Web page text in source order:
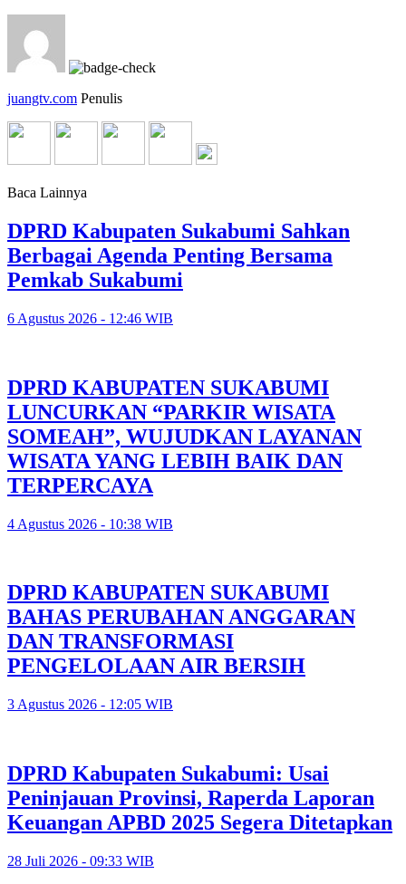
juangtv.com Penulis
Baca Lainnya
DPRD Kabupaten Sukabumi Sahkan
Berbagai Agenda Penting Bersama
Pemkab Sukabumi
6 Agustus 2026 - 12:46 WIB
DPRD KABUPATEN SUKABUMI
LUNCURKAN “PARKIR WISATA
SOMEAH”, WUJUDKAN LAYANAN
WISATA YANG LEBIH BAIK DAN
TERPERCAYA
4 Agustus 2026 - 10:38 WIB
DPRD KABUPATEN SUKABUMI
BAHAS PERUBAHAN ANGGARAN
DAN TRANSFORMASI
PENGELOLAAN AIR BERSIH
3 Agustus 2026 - 12:05 WIB
DPRD Kabupaten Sukabumi: Usai
Peninjauan Provinsi, Raperda Laporan
Keuangan APBD 2025 Segera Ditetapkan
28 Juli 2026 - 09:33 WIB